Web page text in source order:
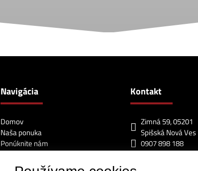
Navigácia
Domov
Naša ponuka
Ponúknite nám
O nás
Náš tím
Kontakt
Zimná 59, 05201
Spišská Nová Ves
0907 898 188